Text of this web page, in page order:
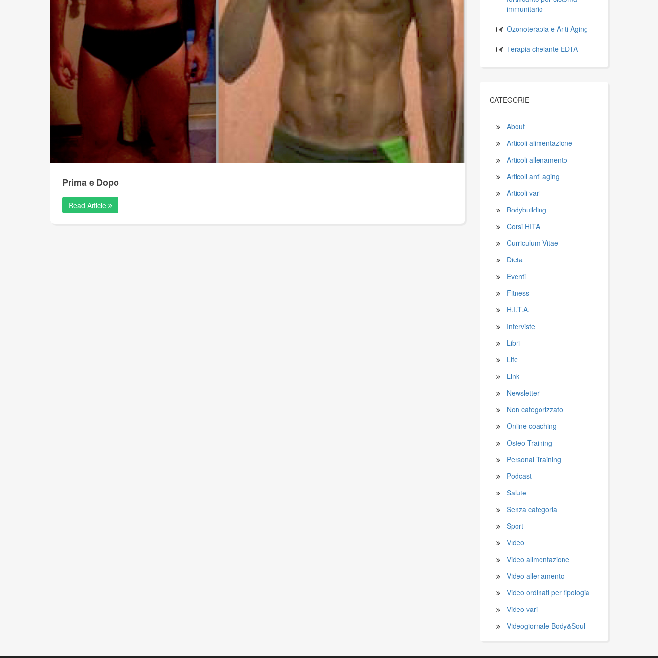
Prima e Dopo
Read Article
immunitario
Ozonoterapia e Anti Aging
Terapia chelante EDTA
CATEGORIE
About
Articoli alimentazione
Articoli allenamento
Articoli anti aging
Articoli vari
Bodybuilding
Corsi HITA
Curriculum Vitae
Dieta
Eventi
Fitness
H.I.T.A.
Interviste
Libri
Life
Link
Newsletter
Non categorizzato
Online coaching
Osteo Training
Personal Training
Podcast
Salute
Senza categoria
Sport
Video
Video alimentazione
Video allenamento
Video ordinati per tipologia
Video vari
Videogiornale Body&Soul